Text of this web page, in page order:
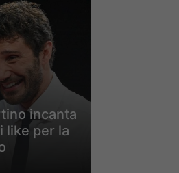
incanta
like per la